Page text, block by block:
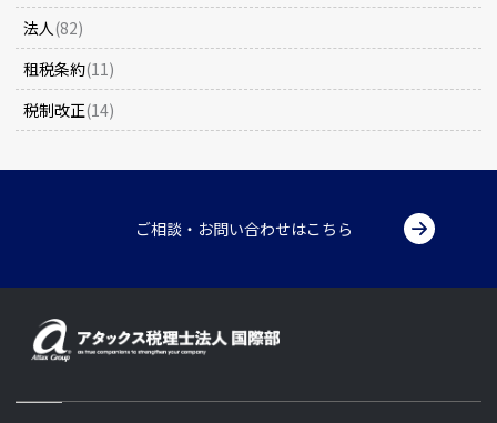
法人 (82)
租税条約(11)
税制改正(14)
ご相談・お問い合わせはこちら